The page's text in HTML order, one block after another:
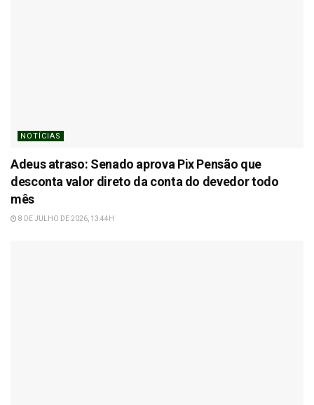
NOTÍCIAS
Adeus atraso: Senado aprova Pix Pensão que
desconta valor direto da conta do devedor todo
mês
8 DE JULHO DE 2026, 13:44H